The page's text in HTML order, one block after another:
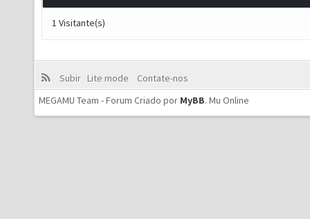
1 Visitante(s)
Subir Lite mode
Contate-nos
MEGAMU Team - Forum Criado por MyBB. Mu Online